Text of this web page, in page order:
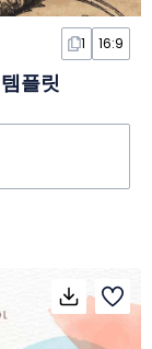
1 16:9
플릿